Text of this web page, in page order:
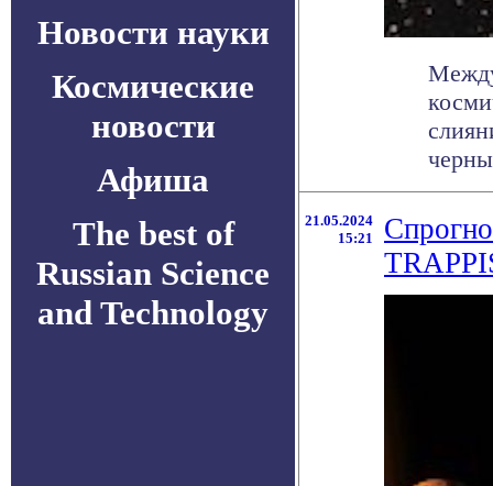
Новости науки
Космические
новости
Афиша
The best of
Russian Science
and Technology
21.05.2024
15:21